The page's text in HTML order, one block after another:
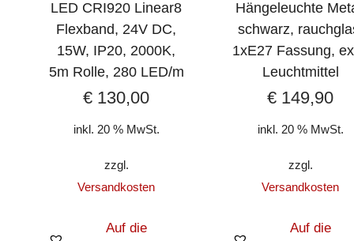
LED CRI920 Linear8
Flexband, 24V DC,
15W, IP20, 2000K,
5m Rolle, 280 LED/m
€ 130,00
inkl. 20 % MwSt.
zzgl.
Versandkosten
Auf die
Hängeleuchte
schwarz,
1xE27 Fassung,
Leuchtmittel
€ 149,90
inkl. 20 % MwSt.
zzgl.
Versandkosten
Auf die